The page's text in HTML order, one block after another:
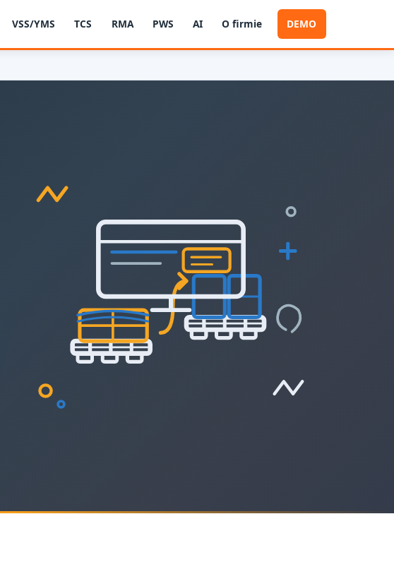
VSS/YMS TCS RMA PWS AI O firmie DEMO